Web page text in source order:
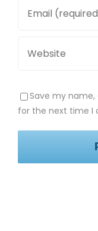
Save my name,
for the next time I